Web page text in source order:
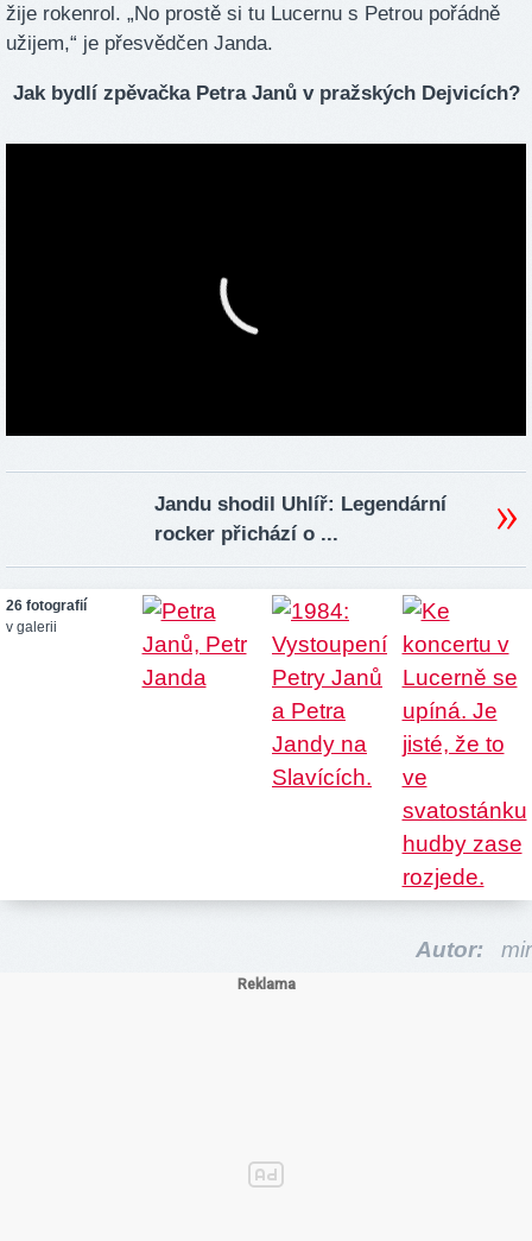
žije rokenrol. „No prostě si tu Lucernu s Petrou pořádně
užijem,“ je přesvědčen Janda.
Jak bydlí zpěvačka Petra Janů v pražských Dejvicích?
Jandu shodil Uhlíř: Legendární
rocker přichází o ...
26 fotografií
v galerii
Autor: mir